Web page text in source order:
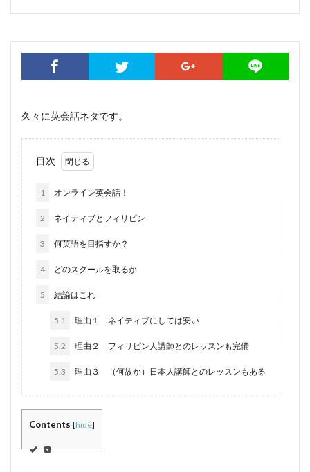
久々に英会話ネタです。
目次
1 オンライン英会話！
2 ネイティブとフィリピン
3 何英語を目指すか？
4 どのスクールを取るか
5 結論はこれ
5.1 理由１ ネイティブにしては安い
5.2 理由２ フィリピン人講師とのレッスンも完備
5.3 理由３ （何故か）日本人講師とのレッスンもある
Contents [hide]